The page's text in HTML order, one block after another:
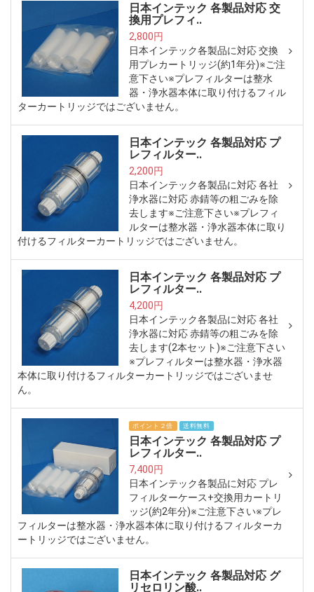
日本インテック 各製品対応 交
換用プレフィ..
2,800円
日本インテック各製品に対応 交換
用プレカートリッジ(約1年分)※ご注
意下さい※プレフィルターは整水
器・浄水器本体に取り付けるフィル
ターカートリッジではございません。
日本インテック 各製品対応 プ
レフィルター..
2,200円
日本インテック各製品に対応 各社
浄水器に対応 赤錆等の粗ごみを除
去します※ご注意下さい※プレフィ
ルターは整水器・浄水器本体に取り
付けるフィルターカートリッジではございません。
日本インテック 各製品対応 プ
レフィルター..
4,200円
日本インテック各製品に対応 各社
浄水器に対応 赤錆等の粗ごみを除
去します(2本セット)※ご注意下さい
※プレフィルターは整水器・浄水器
本体に取り付けるフィルターカートリッジではございませ
ん。
ポイント２倍 送料無料
日本インテック 各製品対応 プ
レフィルター..
7,400円
日本インテック各製品に対応 プレ
フィルターケース+交換用カートリ
ッジ(約2年分)※ご注意下さい※プレ
フィルターは整水器・浄水器本体に取り付けるフィルターカ
ートリッジではございません。
日本インテック 各製品対応 グ
リセロリン酸..